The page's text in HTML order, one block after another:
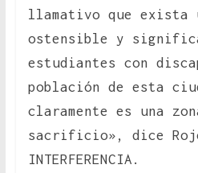
llamativo que exista
ostensible y
estudiantes con
población de esta
claramente es una
sacrificio», dice
INTERFERENCIA.